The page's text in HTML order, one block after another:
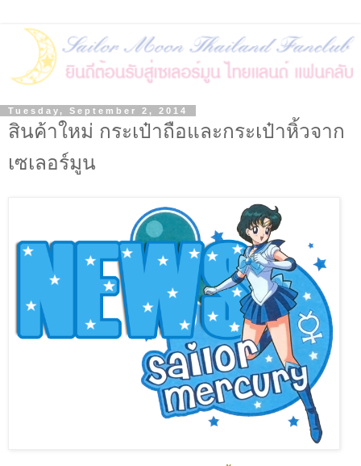
Tuesday, September 2, 2014
สินค้าใหม่ กระเป๋าถือและกระเป๋าหิ้วจาก
เซเลอร์มูน